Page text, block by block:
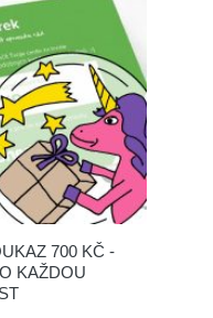
700 KČ -
KAŽDOU